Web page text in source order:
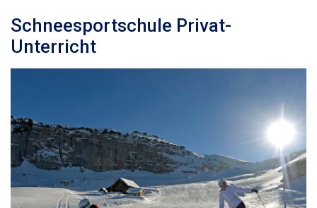
Schneesportschule Privat-
Unterricht